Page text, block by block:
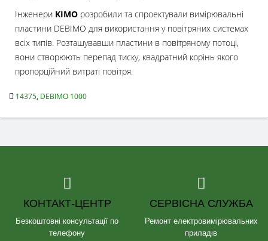
Інженери KIMO розробили та спроектували вимірювальні
пластини DEBIMO для використання у повітряних системах
всіх типів. Розташувавши пластини в повітряному потоці,
вони створюють перепад тиску, квадратний корінь якого
пропорційний витраті повітря.
14375, DEBIMO 1000
КОНТАКТ-ЦЕНТР
Безкоштовні консультації по
телефону
СЕРВІСНА СЛУЖБА
Ремонт електровимірювальних
приладів